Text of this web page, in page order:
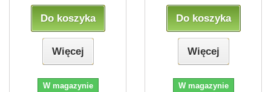
Do koszyka
Więcej
W magazynie
Do koszyka
Więcej
W magazynie